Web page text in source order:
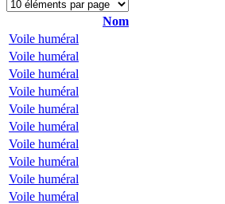
Nom
Voile huméral
Voile huméral
Voile huméral
Voile huméral
Voile huméral
Voile huméral
Voile huméral
Voile huméral
Voile huméral
Voile huméral